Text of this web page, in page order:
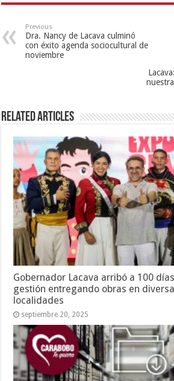
Previous
Dra. Nancy de Lacava culminó
con éxito agenda sociocultural de
noviembre
Related Articles
Gobernador Lacava arribó a 100
gestión entregando obras en
localidades
septiembre 20, 2025